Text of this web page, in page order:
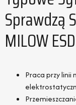
Sprawdzą
MILOW ESD
Praca przy